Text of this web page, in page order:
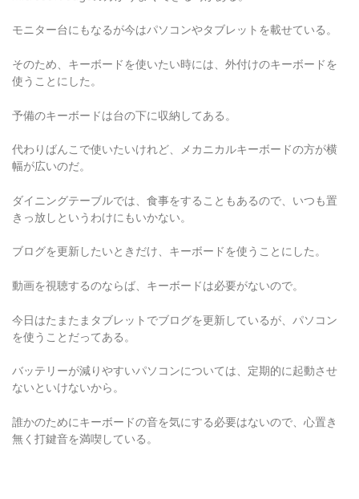
モニター台にもなるが今はパソコンやタブレットを載せている。
そのため、キーボードを使いたい時には、外付けのキーボードを
使うことにした。
予備のキーボードは台の下に収納してある。
代わりばんこで使いたいけれど、メカニカルキーボードの方が横
幅が広いのだ。
ダイニングテーブルでは、食事をすることもあるので、いつも置
きっ放しというわけにもいかない。
ブログを更新したいときだけ、キーボードを使うことにした。
動画を視聴するのならば、キーボードは必要がないので。
今日はたまたまタブレットでブログを更新しているが、パソコン
を使うことだってある。
バッテリーが減りやすいパソコンについては、定期的に起動させ
ないといけないから。
誰かのためにキーボードの音を気にする必要はないので、心置き
無く打鍵音を満喫している。